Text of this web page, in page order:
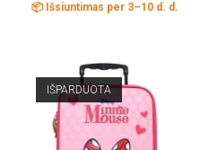
📦 Išsiuntimas per 3–10 d. d.
IŠPARDUOTA